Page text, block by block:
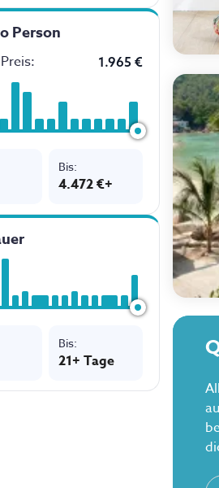
Person
: 1.965 €
Bis:
4.472 €+
Bis:
21+ Tage